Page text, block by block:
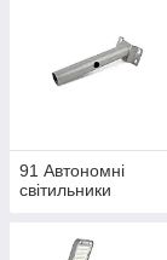
91 Автономні
світильники